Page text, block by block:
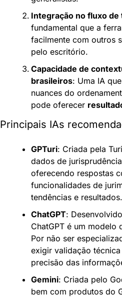
Integração no fluxo de
fundamental que a
facilmente com outros
pelo escritório.
Capacidade de
brasileiros: Uma IA
nuances do
pode oferecer
Principais IAs
GPTuri: Criada pela
dados de
oferecendo respostas
funcionalidades de
tendências e resultados.
ChatGPT:
ChatGPT é um modelo
Por não ser
exigir validação
precisão das
Gemini: Criada pelo
bem com produtos do